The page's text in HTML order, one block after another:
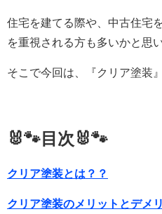
住宅を建てる際や、中古住宅
を重視される方も多いかと思い
そこで今回は、『クリア塗装
🐰🐾目次🐰🐾
クリア塗装とは？？
クリア塗装のメリットとデメ